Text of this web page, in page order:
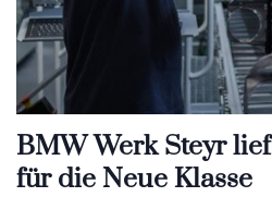
BMW Werk Steyr
für die Neue Klasse